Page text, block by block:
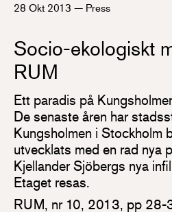
28 Okt 2013 — Press
Socio-ekologiskt
RUM
Ett paradis på
De senaste åren har
Kungsholmen i Stockholm
utvecklats med en rad nya
Kjellander Sjöbergs nya
Etaget resas.
RUM, nr 10, 2013, pp 28-